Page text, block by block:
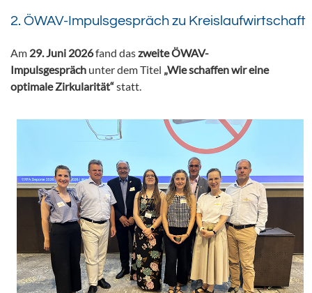
2. ÖWAV-Impulsgespräch zu Kreislaufwirtschaft
Am 29. Juni 2026fand daszweite ÖWAV-
Impulsgespräch unter dem Titel „Wie schaffen wir eine
optimale Zirkularität“statt.